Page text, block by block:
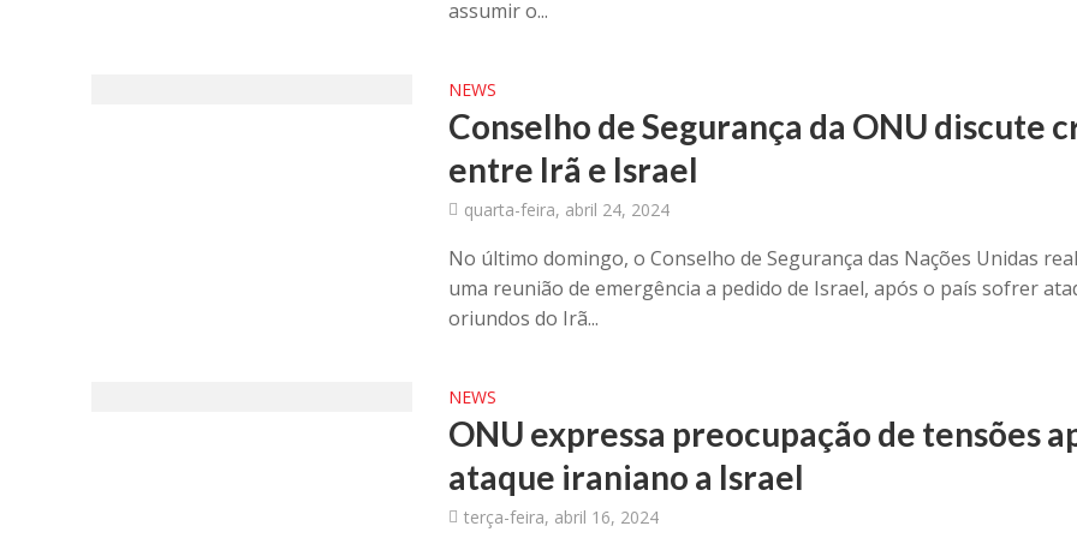
assumir o...
NEWS
Conselho de Segurança da ONU discute
entre Irã e Israel
quarta-feira, abril 24, 2024
No último domingo, o Conselho de Segurança das Nações Unidas
uma reunião de emergência a pedido de Israel, após o país sofrer
oriundos do Irã...
NEWS
ONU expressa preocupação de tensões
ataque iraniano a Israel
terça-feira, abril 16, 2024